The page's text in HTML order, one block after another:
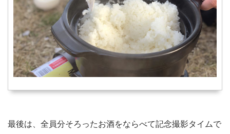
最後は、全員分そろったお酒をならべて記念撮影タイムで